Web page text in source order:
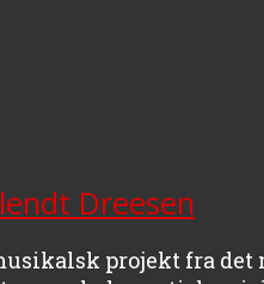
Dreesen
projekt fra